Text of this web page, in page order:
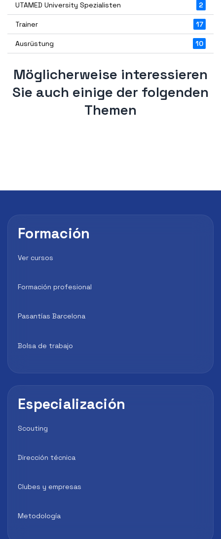
UTAMED University Spezialisten 2
Trainer 17
Ausrüstung 10
Möglicherweise interessieren
Sie auch einige der folgenden
Themen
Formación
Ver cursos
Formación profesional
Pasantías Barcelona
Bolsa de trabajo
Especialización
Scouting
Dirección técnica
Clubes y empresas
Metodología